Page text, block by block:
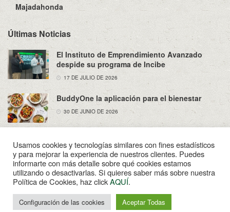
Majadahonda
Últimas Noticias
El Instituto de Emprendimiento Avanzado
despide su programa de Incibe
17 DE JULIO DE 2026
BuddyOne la aplicación para el bienestar
30 DE JUNIO DE 2026
Sobre Nosotros Política de Privacidad
Aviso Legal
Contacto
© 2022Enpapel- Tu periodico de Madahonda.
Usamos cookies y tecnologías similares con fines estadísticos
y para mejorar la experiencia de nuestros clientes. Puedes
informarte con más detalle sobre qué cookies estamos
utilizando o desactivarlas. Si quieres saber más sobre nuestra
Política de Cookies, haz clickAQUÍ.
Configuración de las cookies Aceptar Todas